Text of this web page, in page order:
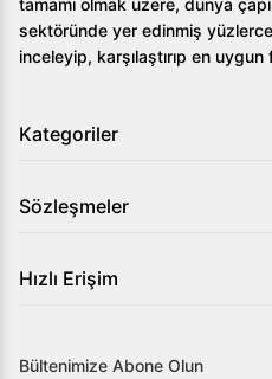
modellerimiz, endüstriyel
uzun ömürlü ürünlerdir.
tamamı olmak üzere, dünya
sektöründe yer edinmiş
inceleyip, karşılaştırıp en
Kategoriler
Sözleşmeler
Hızlı Erişim
Bültenimize Abone Olun